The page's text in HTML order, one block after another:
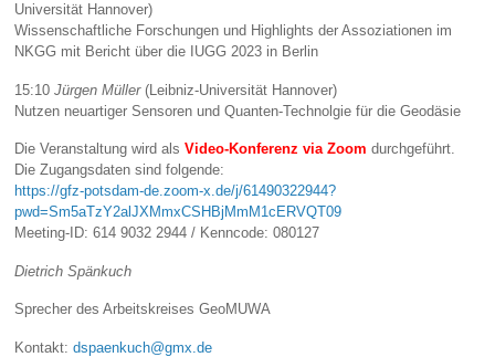
Universität Hannover)
Wissenschaftliche Forschungen und Highlights der Assoziationen im
NKGG mit Bericht über die IUGG 2023 in Berlin
15:10Jürgen Müller(Leibniz-Universität Hannover)
Nutzen neuartiger Sensoren und Quanten-Technolgie für die Geodäsie
Die Veranstaltung wird alsVideo-Konferenz via Zoom durchgeführt.
Die Zugangsdaten sind folgende:
https://gfz-potsdam-de.zoom-x.de/j/61490322944?
pwd=Sm5aTzY2alJXMmxCSHBjMmM1cERVQT09
Meeting-ID: 614 9032 2944 / Kenncode: 080127
Dietrich Spänkuch
Sprecher des Arbeitskreises GeoMUWA
Kontakt:dspaenkuch@gmx.de